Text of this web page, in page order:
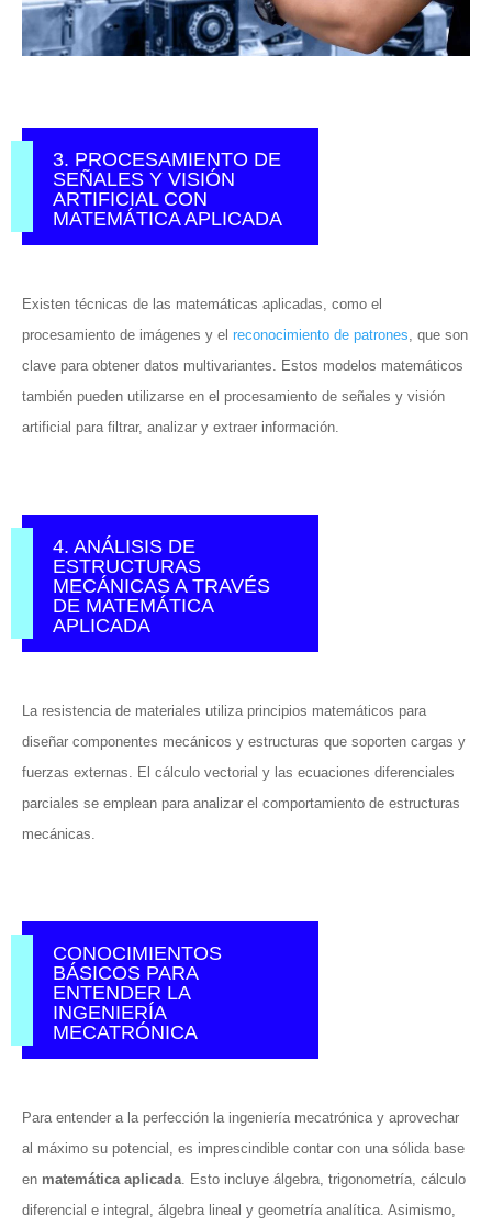
3. PROCESAMIENTO DE
SEÑALES Y VISIÓN
ARTIFICIAL CON
MATEMÁTICA APLICADA
Existen técnicas de las matemáticas aplicadas, como el
procesamiento de imágenes y el reconocimiento de patrones, que son
clave para obtener datos multivariantes. Estos modelos matemáticos
también pueden utilizarse en el procesamiento de señales y visión
artificial para filtrar, analizar y extraer información.
4. ANÁLISIS DE
ESTRUCTURAS
MECÁNICAS A TRAVÉS
DE MATEMÁTICA
APLICADA
La resistencia de materiales utiliza principios matemáticos para
diseñar componentes mecánicos y estructuras que soporten cargas y
fuerzas externas. El cálculo vectorial y las ecuaciones diferenciales
parciales se emplean para analizar el comportamiento de estructuras
mecánicas.
CONOCIMIENTOS
BÁSICOS PARA
ENTENDER LA
INGENIERÍA
MECATRÓNICA
Para entender a la perfección la ingeniería mecatrónica y aprovechar
al máximo su potencial, es imprescindible contar con una sólida base
en matemática aplicada. Esto incluye álgebra, trigonometría, cálculo
diferencial e integral, álgebra lineal y geometría analítica. Asimismo,